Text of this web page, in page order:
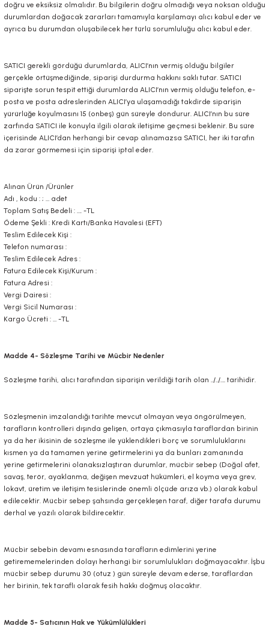
doğru ve eksiksiz olmalıdır. Bu bilgilerin doğru olmadığı veya noksan olduğu
durumlardan doğacak zararları tamamıyla karşılamayı alıcı kabul eder ve
ayrıca bu durumdan oluşabilecek her türlü sorumluluğu alıcı kabul eder.
SATICI gerekli gördüğü durumlarda, ALICI’nın vermiş olduğu bilgiler
gerçekle örtüşmediğinde, siparişi durdurma hakkını saklı tutar. SATICI
siparişte sorun tespit ettiği durumlarda ALICI’nın vermiş olduğu telefon, e-
posta ve posta adreslerinden ALICI’ya ulaşamadığı takdirde siparişin
yürürlüğe koyulmasını 15 (onbeş) gün süreyle dondurur. ALICI’nın bu süre
zarfında SATICI ile konuyla ilgili olarak iletişime geçmesi beklenir. Bu süre
içerisinde ALICI’dan herhangi bir cevap alınamazsa SATICI, her iki tarafın
da zarar görmemesi için siparişi iptal eder.
Alınan Ürün /Ürünler
Adı , kodu : ; … adet
Toplam Satış Bedeli : …. -TL
Ödeme Şekli : Kredi Kartı/Banka Havalesi (EFT)
Teslim Edilecek Kişi :
Telefon numarası :
Teslim Edilecek Adres :
Fatura Edilecek Kişi/Kurum :
Fatura Adresi :
Vergi Dairesi :
Vergi Sicil Numarası :
Kargo Ücreti : … -TL
Madde 4- Sözleşme Tarihi ve Mücbir Nedenler
Sözleşme tarihi, alıcı tarafından siparişin verildiği tarih olan ../../…. tarihidir.
Sözleşmenin imzalandığı tarihte mevcut olmayan veya öngörülmeyen,
tarafların kontrolleri dışında gelişen, ortaya çıkmasıyla taraflardan birinin
ya da her ikisinin de sözleşme ile yüklendikleri borç ve sorumluluklarını
kısmen ya da tamamen yerine getirmelerini ya da bunları zamanında
yerine getirmelerini olanaksızlaştıran durumlar, mücbir sebep (Doğal afet,
savaş, terör, ayaklanma, değişen mevzuat hükümleri, el koyma veya grev,
lokavt, üretim ve iletişim tesislerinde önemli ölçüde arıza vb.) olarak kabul
edilecektir. Mücbir sebep şahsında gerçekleşen taraf, diğer tarafa durumu
derhal ve yazılı olarak bildirecektir.
Mücbir sebebin devamı esnasında tarafların edimlerini yerine
getirememelerinden dolayı herhangi bir sorumlulukları doğmayacaktır. İşbu
mücbir sebep durumu 30 (otuz ) gün süreyle devam ederse, taraflardan
her birinin, tek taraflı olarak fesih hakkı doğmuş olacaktır.
Madde 5- Satıcının Hak ve Yükümlülükleri